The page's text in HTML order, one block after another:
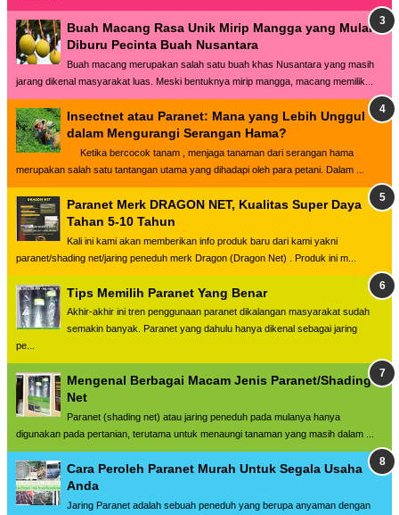
Buah Macang Rasa Unik Mirip Mangga yang Mulai
Diburu Pecinta Buah Nusantara
Buah macang merupakan salah satu buah khas Nusantara yang masih
jarang dikenal masyarakat luas. Meski bentuknya mirip mangga, macang memilik...
Insectnet atau Paranet: Mana yang Lebih Unggul
dalam Mengurangi Serangan Hama?
Ketika bercocok tanam , menjaga tanaman dari serangan hama
merupakan salah satu tantangan utama yang dihadapi oleh para petani. Dalam ...
Paranet Merk DRAGON NET, Kualitas Super Daya
Tahan 5-10 Tahun
Kali ini kami akan memberikan info produk baru dari kami yakni
paranet/shading net/jaring peneduh merk Dragon (Dragon Net) . Produk ini m...
Tips Memilih Paranet Yang Benar
Akhir-akhir ini tren penggunaan paranet dikalangan masyarakat sudah
semakin banyak. Paranet yang dahulu hanya dikenal sebagai jaring
pe...
Mengenal Berbagai Macam Jenis Paranet/Shading
Net
Paranet (shading net) atau jaring peneduh pada mulanya hanya
digunakan pada pertanian, terutama untuk menaungi tanaman yang masih dalam ...
Cara Peroleh Paranet Murah Untuk Segala Usaha
Anda
Jaring Paranet adalah sebuah peneduh yang berupa anyaman dengan